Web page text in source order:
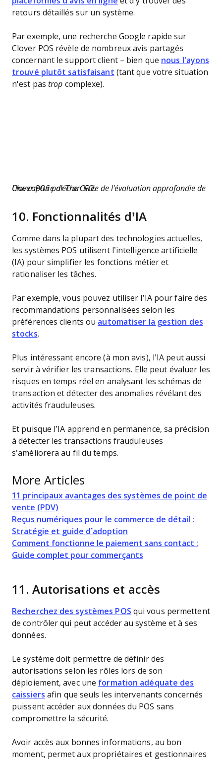
retours détaillés sur un système.
Par exemple, une recherche Google rapide sur
Clover POS révèle de nombreux avis partagés
concernant le support client – bien que nous l'ayons
trouvé plutôt satisfaisant (tant que votre situation
n'est pas trop complexe).
Une capture d'écran tirée de l'évaluation approfondie de Clover POS par The CFO.
10. Fonctionnalités d’IA
Comme dans la plupart des technologies actuelles,
les systèmes POS utilisent l’intelligence artificielle
(IA) pour simplifier les fonctions métier et
rationaliser les tâches.
Par exemple, vous pouvez utiliser l’IA pour faire des
recommandations personnalisées selon les
préférences clients ou automatiser la gestion des
stocks.
Plus intéressant encore (à mon avis), l’IA peut aussi
servir à vérifier les transactions. Elle peut évaluer les
risques en temps réel en analysant les schémas de
transaction et détecter des anomalies révélant des
activités frauduleuses.
Et puisque l’IA apprend en permanence, sa précision
à détecter les transactions frauduleuses
s’améliorera au fil du temps.
More Articles
11 principaux avantages des systèmes de point de
vente (PDV)
Reçus numériques pour le commerce de détail :
Stratégie et guide d’adoption
Comment fonctionne le paiement sans contact :
Guide complet pour commerçants
11. Autorisations et accès
Recherchez des systèmes POS qui vous permettent
de contrôler qui peut accéder au système et à ses
données.
Le système doit permettre de définir des
autorisations selon les rôles lors de son
déploiement, avec une formation adéquate des
caissiers afin que seuls les intervenants concernés
puissent accéder aux données du POS sans
compromettre la sécurité.
Avoir accès aux bonnes informations, au bon
moment, permet aux propriétaires et gestionnaires